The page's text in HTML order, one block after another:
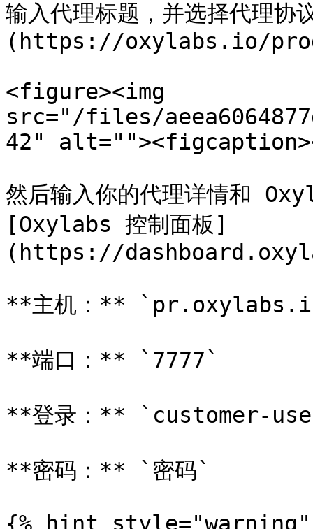
输入代理标题，并选择代理协
(https://oxylabs.io/
<figure><img
src="/files/
42"
然后输入你的代理详情和
[Oxylabs 控制面板]
(https://
**主机：**
**端口：** `7777`
**登录：** `customer-
**密码：** `密码`
{% hint style="warning"